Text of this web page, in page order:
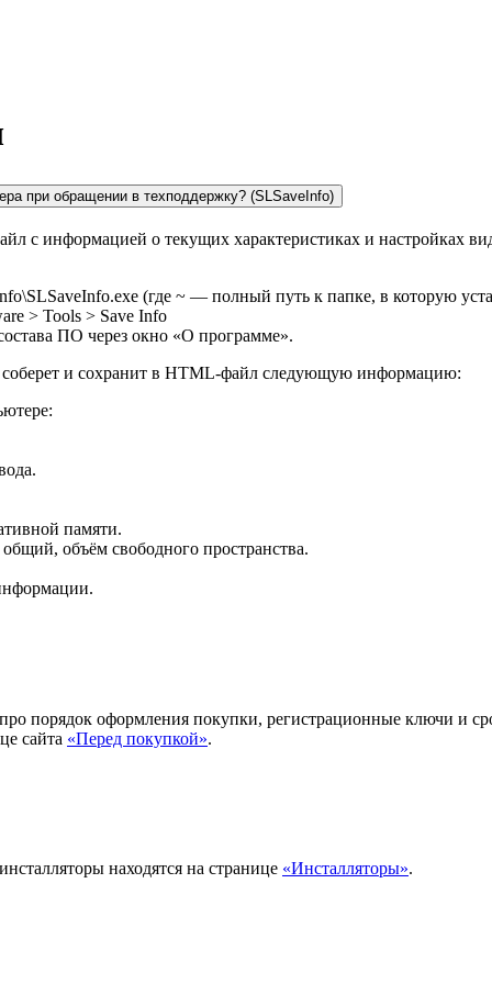
при обращении в техподдержку? (SLSaveInfo)
с информацией о текущих характеристиках и настройках
(где ~ — полный путь к папке, в которую
> Tools > Save Info
ПО через окно «О программе».
соберет и сохранит в HTML-файл следующую информацию:
памяти.
объём свободного пространства.
порядок оформления покупки, регистрационные ключи и
сайта «Перед покупкой».
находятся на странице «Инсталляторы».